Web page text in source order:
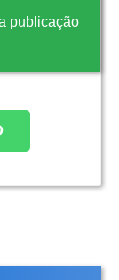
publicação